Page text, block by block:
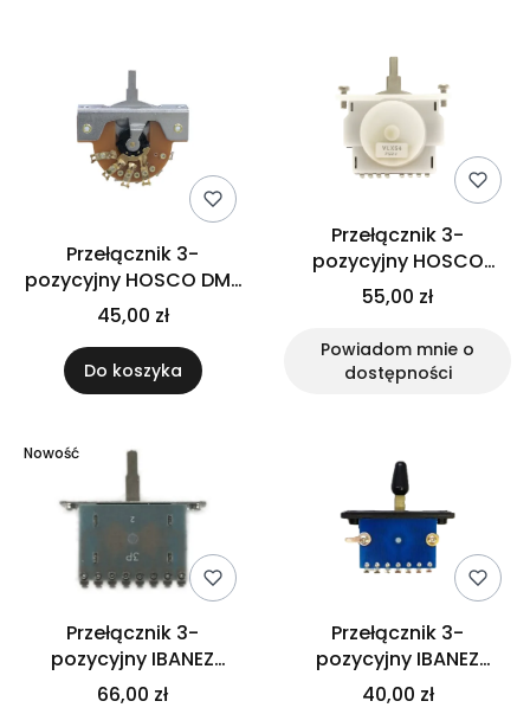
Przełącznik 3-
pozycyjny HOSCO DM-
30GS (Japan)
45,00 zł
Do koszyka
Przełącznik 3-
pozycyjny HOSCO
VLX54 (Japan)
55,00 zł
Powiadom mnie o
dostępności
Nowość
Przełącznik 3-
pozycyjny IBANEZ
3PS00A0003
66,00 zł
Przełącznik 3-
pozycyjny IBANEZ
3SW2YA0001
40,00 zł